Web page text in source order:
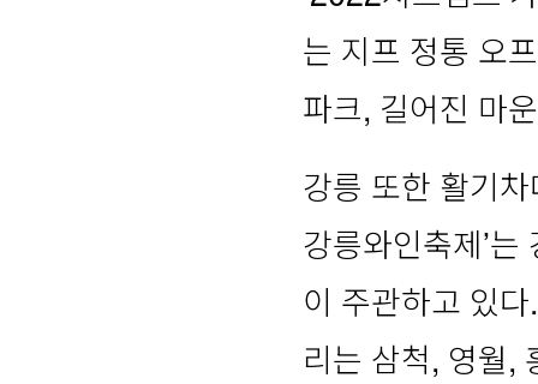
는 지프 정통 오
파크, 길어진 마
강릉 또한 활기
강릉와인축제’
이 주관하고 있
리는 삼척, 영월,